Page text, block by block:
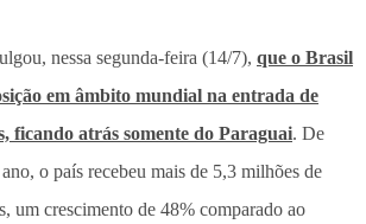
nessa segunda-feira (14/7), que o Brasil
em âmbito mundial na entrada de
ficando atrás somente do Paraguai. De
o país recebeu mais de 5,3 milhões de
um crescimento de 48% comparado ao